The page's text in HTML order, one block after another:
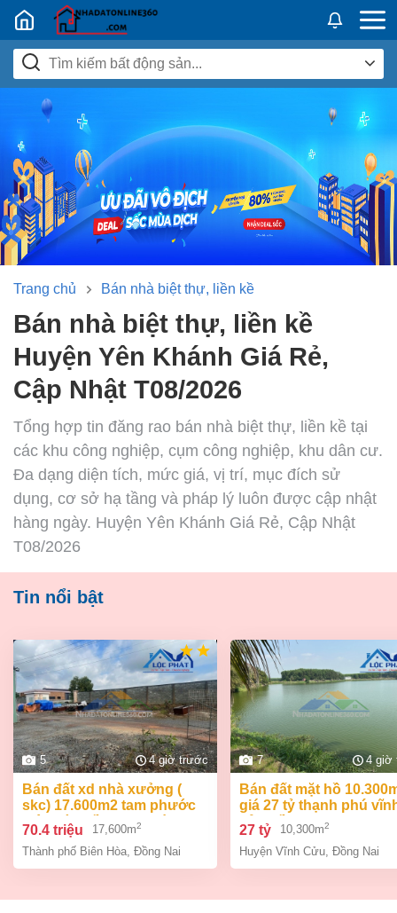
Nhadatban24h.vn
Trang chủ Bán nhà biệt thự, liền kề
Bán nhà biệt thự, liền kề
Huyện Yên Khánh Giá Rẻ,
Cập Nhật T08/2026
Tổng hợp tin đăng rao bán nhà biệt thự, liền kề tại
các khu công nghiệp, cụm công nghiệp, khu dân cư.
Đa dạng diện tích, mức giá, vị trí, mục đích sử
dụng, cơ sở hạ tầng và pháp lý luôn được cập nhật
hàng ngày. Huyện Yên Khánh Giá Rẻ, Cập Nhật
T08/2026
Tin nổi bật
5 4 giờ trước
bán đất xd nhà xưởng (
skc) 17.600m2 tam phước
biên hòa đồng nai giá 70,4
tỷ
70.4 triệu 17,600m2
Thành phố Biên Hòa Đồng Nai
7 4 giờ
bán đất mặt hồ 10.300m2
giá 27 tỷ thạnh phú
cửu đồng nai.
27 tỷ 10,300m2
Huyện Vĩnh Cửu Đồng Nai